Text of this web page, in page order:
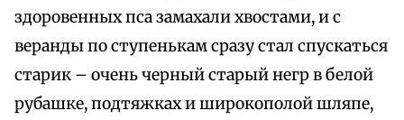
здоровенных пса замахали хвостами, и с
веранды по ступенькам сразу стал спускаться
старик – очень черный старый негр в белой
рубашке, подтяжках и широкополой шляпе,